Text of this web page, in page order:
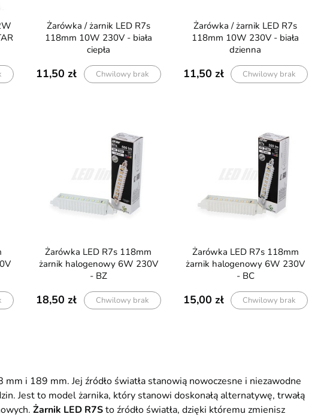
Szyna magnetyczna F-LINE gips-
karton 12,5mm czarna - 2 metry
239,90
Taśma LED COB 24V 15W 480 LED
CRI90 3000K Ciepła 5m
175,00
Żarówka / żarnik LED R7s
118mm 10W 230V - biała
ciepła
11,50 Chwilowy brak
Żarówka / żarnik LED R7s
118mm 10W 230V - biała
dzienna
11,50 Chwilowy brak
Żarówka LED R7s 118mm
żarnik halogenowy 6W 230V
- BZ
18,50 Chwilowy brak
Żarówka LED R7s 118mm
żarnik halogenowy 6W 230V
- BC
15,00 Chwilowy brak
i 189 mm. Jej źródło światła stanowią nowoczesne i niezawodne
Jest to model żarnika, który stanowi doskonałą alternatywę, trwałą
Żarnik LED R7Sto źródło światła, dzięki któremu zmienisz